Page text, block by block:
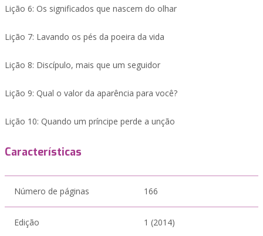
Lição 6: Os significados que nascem do olhar
Lição 7: Lavando os pés da poeira da vida
Lição 8: Discípulo, mais que um seguidor
Lição 9: Qual o valor da aparência para você?
Lição 10: Quando um príncipe perde a unção
Características
Número de páginas 166
Edição 1 (2014)